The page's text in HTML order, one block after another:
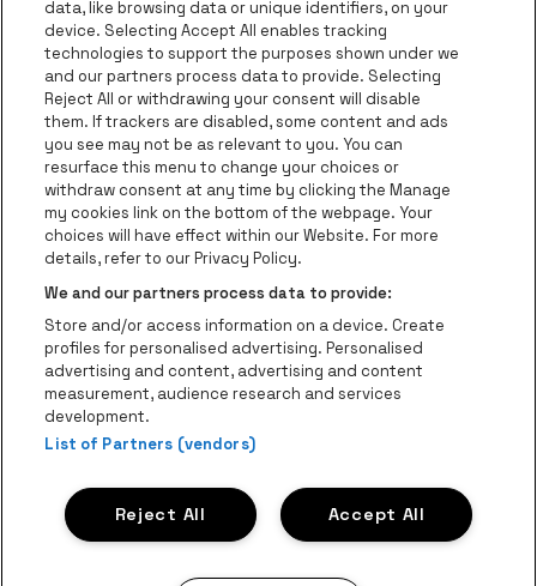
Visitez le site de Europcar
Visitez le site
Visitez le site de Coca-Cola
Visitez le site de Red Bull
Visitez le
Visitez le site de Champagne Pommery
Visitez le site de Le
Visitez le site de Le logo Lillet en
Visitez le site
AFAS Dome fait partie de be•at
AFAS Dome
Schijnpoortweg 119, 2170 Anvers
Be-At Venues
Schijnpoortweg 119, 2170 Anvers
BTW (BE) 0461.051.688 - RPR Antwerpen
BNP Paribas Fortis - IBAN: BE93 2200 4925 0067 - BIC:
GEBABEBB
ProclaimerCookiesManage my cookiesPrivacy
data, like browsing data or unique identifiers, on your
device. Selecting Accept All enables tracking
technologies to support the purposes shown under we
and our partners process data to provide. Selecting
Reject All or withdrawing your consent will disable
them. If trackers are disabled, some content and ads
you see may not be as relevant to you. You can
resurface this menu to change your choices or
withdraw consent at any time by clicking the Manage
my cookies link on the bottom of the webpage. Your
choices will have effect within our Website. For more
details, refer to our Privacy Policy.
We and our partners process data to provide:
Store and/or access information on a device. Create
profiles for personalised advertising. Personalised
advertising and content, advertising and content
measurement, audience research and services
development.
List of Partners (vendors)
Accept All
Reject All